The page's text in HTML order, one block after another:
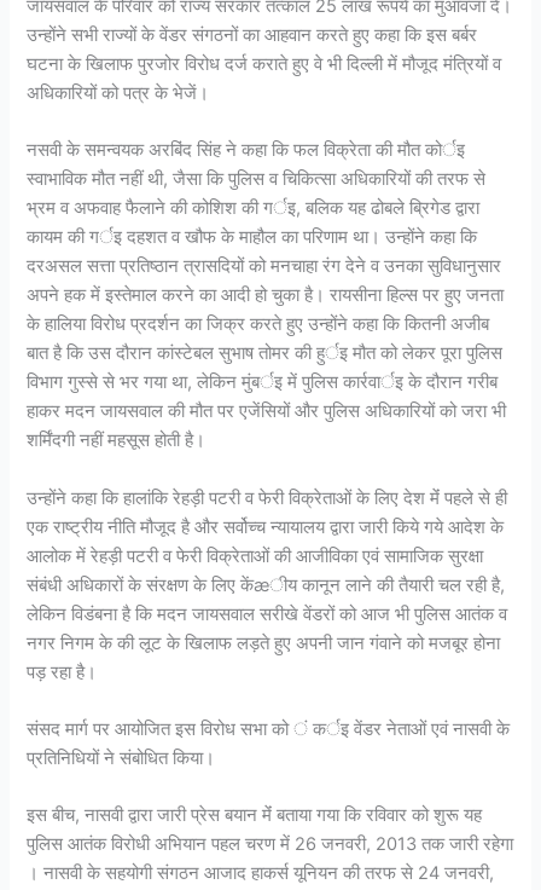
जायसवाल के परिवार को राज्य सरकार तत्काल 25 लाख रूपये का मुआवजा दे।
उन्होंने सभी राज्यों के वेंडर संगठनों का आहवान करते हुए कहा कि इस बर्बर
घटना के खिलाफ पुरजोर विरोध दर्ज कराते हुए वे भी दिल्ली में मौजूद मंत्रियों व
अधिकारियों को पत्र के भेजें।
नसवी के समन्वयक अरबिंद सिंह ने कहा कि फल विक्रेता की मौत कोर्इ
स्वाभाविक मौत नहीं थी, जैसा कि पुलिस व चिकित्सा अधिकारियों की तरफ से
भ्रम व अफवाह फैलाने की कोशिश की गर्इ, बलिक यह ढोबले बि्रगेड द्वारा
कायम की गर्इ दहशत व खौफ के माहौल का परिणाम था। उन्होंने कहा कि
दरअसल सत्ता प्रतिष्ठान त्रासदियों को मनचाहा रंग देने व उनका सुविधानुसार
अपने हक में इस्तेमाल करने का आदी हो चुका है। रायसीना हिल्स पर हुए जनता
के हालिया विरोध प्रदर्शन का जिक्र करते हुए उन्होंने कहा कि कितनी अजीब
बात है कि उस दौरान कांस्टेबल सुभाष तोमर की हुर्इ मौत को लेकर पूरा पुलिस
विभाग गुस्से से भर गया था, लेकिन मुंबर्इ में पुलिस कार्रवार्इ के दौरान गरीब
हाकर मदन जायसवाल की मौत पर एजेंसियों और पुलिस अधिकारियों को जरा भी
शर्मिंदगी नहीं महसूस होती है।
उन्होंने कहा कि हालांकि रेहड़ी पटरी व फेरी विक्रेताओं के लिए देश मेंं पहले से ही
एक राष्ट्रीय नीति मौजूद है और सर्वोच्च न्यायालय द्वारा जारी किये गये आदेश के
आलोक में रेहड़ी पटरी व फेरी विक्रेताओं की आजीविका एवं सामाजिक सुरक्षा
संबंधी अधिकारों के संरक्षण के लिए केंæीय कानून लाने की तैयारी चल रही है,
लेकिन विडंबना है कि मदन जायसवाल सरीखे वेंडरों को आज भी पुलिस आतंक व
नगर निगम के की लूट के खिलाफ लड़ते हुए अपनी जान गंवाने को मजबूर होना
पड़ रहा है।
संसद मार्ग पर आयोजित इस विरोध सभा को ं कर्इ वेंडर नेताओं एवं नासवी के
प्रतिनिधियों ने संबोधित किया।
इस बीच, नासवी द्वारा जारी प्रेस बयान मेंं बताया गया कि रविवार को शुरू यह
पुलिस आतंक विरोधी अभियान पहल चरण में 26 जनवरी, 2013 तक जारी रहेगा
। नासवी के सहयोगी संगठन आजाद हाकर्स यूनियन की तरफ से 24 जनवरी,